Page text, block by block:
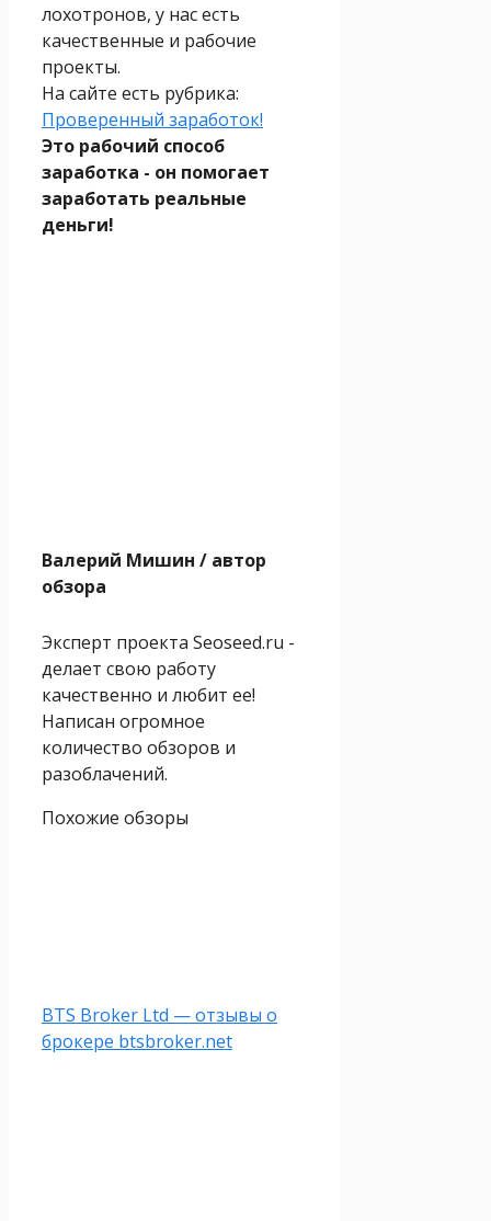
лохотронов, у нас есть
качественные и рабочие
проекты.
На сайте есть рубрика:
Проверенный заработок!
Это рабочий способ
заработка - он помогает
заработать реальные
деньги!
Валерий Мишин / автор
обзора
Эксперт проекта Seoseed.ru -
делает свою работу
качественно и любит ее!
Написан огромное
количество обзоров и
разоблачений.
Похожие обзоры
BTS Broker Ltd — отзывы о
брокере btsbroker.net